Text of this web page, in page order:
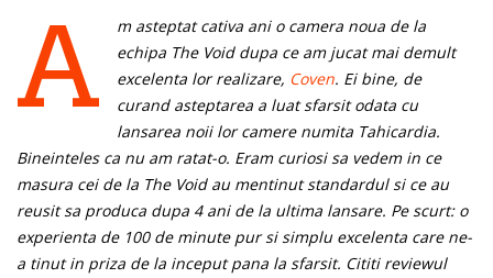
A
m asteptat cativa ani o camera noua de la
echipa The Void dupa ce am jucat mai demult
excelenta lor realizare, Coven. Ei bine, de
curand asteptarea a luat sfarsit odata cu
lansarea noii lor camere numita Tahicardia.
Bineinteles ca nu am ratat-o. Eram curiosi sa vedem in ce
masura cei de la The Void au mentinut standardul si ce au
reusit sa produca dupa 4 ani de la ultima lansare. Pe scurt: o
experienta de 100 de minute pur si simplu excelenta care ne-
a tinut in priza de la inceput pana la sfarsit. Cititi reviewul